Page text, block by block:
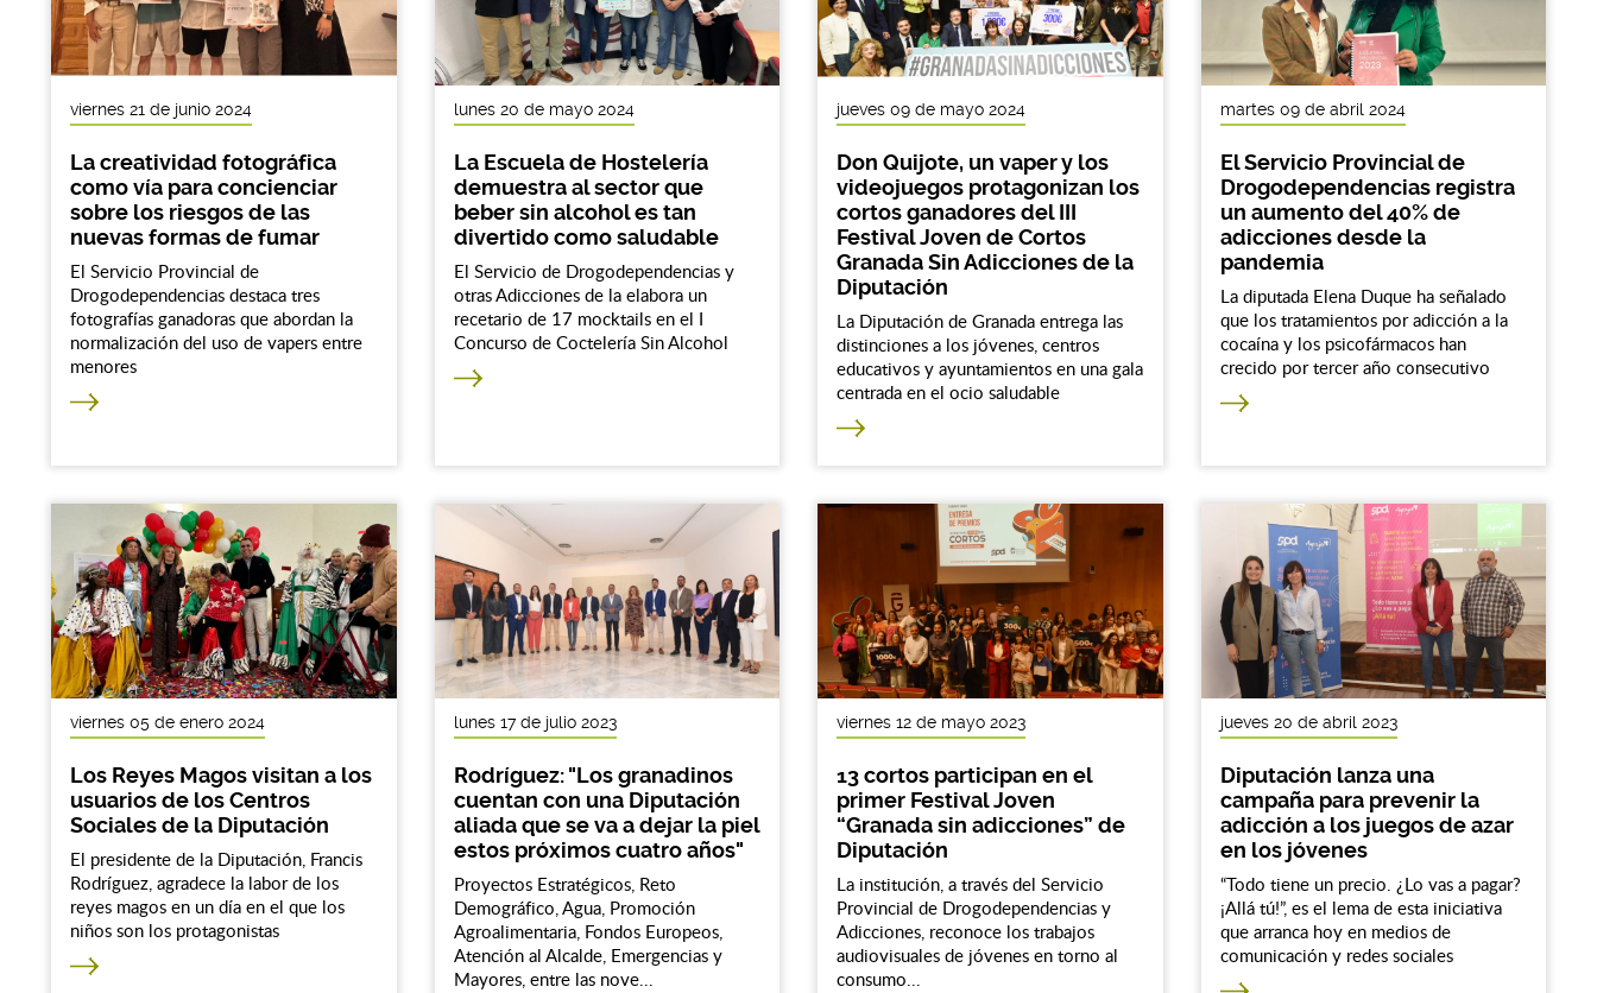
viernes 21 de junio 2024
La creatividad fotográfica
como vía para concienciar
sobre los riesgos de las
nuevas formas de fumar
El Servicio Provincial de
Drogodependencias destaca tres
fotografías ganadoras que abordan la
normalización del uso de vapers entre
menores
lunes 20 de mayo 2024
La Escuela de Hostelería
demuestra al sector que
beber sin alcohol es tan
divertido como saludable
El Servicio de Drogodependencias y
otras Adicciones de la elabora un
recetario de 17 mocktails en el I
Concurso de Coctelería Sin Alcohol
jueves 09 de mayo 2024
Don Quijote, un vaper y los
videojuegos protagonizan los
cortos ganadores del III
Festival Joven de Cortos
Granada Sin Adicciones de la
Diputación
La Diputación de Granada entrega las
distinciones a los jóvenes, centros
educativos y ayuntamientos en una gala
centrada en el ocio saludable
martes 09 de abril 2024
El Servicio Provincial de
Drogodependencias registra
un aumento del 40% de
adicciones desde la
pandemia
La diputada Elena Duque ha señalado
que los tratamientos por adicción a la
cocaína y los psicofármacos han
crecido por tercer año consecutivo
viernes 05 de enero 2024
Los Reyes Magos visitan a los
usuarios de los Centros
Sociales de la Diputación
El presidente de la Diputación, Francis
Rodríguez, agradece la labor de los
reyes magos en un día en el que los
niños son los protagonistas
lunes 17 de julio 2023
Rodríguez: "Los granadinos
cuentan con una Diputación
aliada que se va a dejar la piel
estos próximos cuatro años"
Proyectos Estratégicos, Reto
Demográfico, Agua, Promoción
Agroalimentaria, Fondos Europeos,
Atención al Alcalde, Emergencias y
Mayores, entre las nove...
viernes 12 de mayo 2023
13 cortos participan en el
primer Festival Joven
“Granada sin adicciones” de
Diputación
La institución, a través del Servicio
Provincial de Drogodependencias y
Adicciones, reconoce los trabajos
audiovisuales de jóvenes en torno al
consumo...
jueves 20 de abril 2023
Diputación lanza una
campaña para prevenir la
adicción a los juegos de azar
en los jóvenes
“Todo tiene un precio. ¿Lo vas a pagar?
¡Allá tú!”, es el lema de esta iniciativa
que arranca hoy en medios de
comunicación y redes sociales